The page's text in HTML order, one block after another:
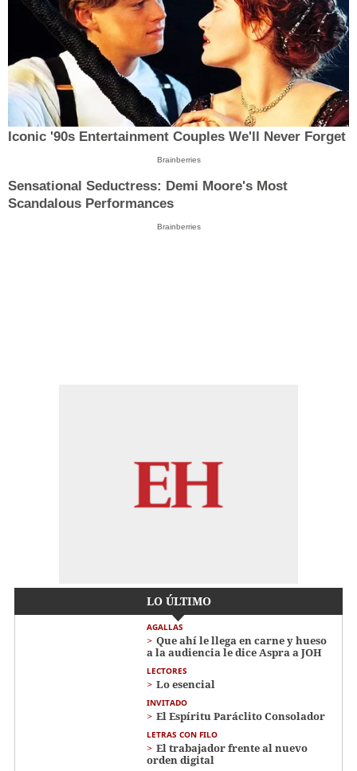
Iconic '90s Entertainment Couples We'll Never Forget
Brainberries
Sensational Seductress: Demi Moore's Most
Scandalous Performances
Brainberries
LO ÚLTIMO
AGALLAS
Que ahí le llega en carne y hueso
a la audiencia le dice Aspra a JOH
LECTORES
Lo esencial
INVITADO
El Espíritu Paráclito Consolador
LETRAS CON FILO
El trabajador frente al nuevo
orden digital